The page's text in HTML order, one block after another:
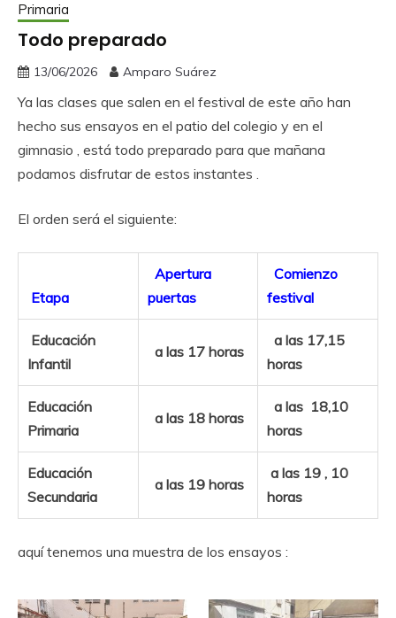
Primaria
Todo preparado
13/06/2026 Amparo Suárez
Ya las clases que salen en el festival de este año han
hecho sus ensayos en el patio del colegio y en el
gimnasio , está todo preparado para que mañana
podamos disfrutar de estos instantes .
El orden será el siguiente:
Etapa
Apertura
puertas
Comienzo
festival
Educación
Infantil
a las 17 horas
a las 17,15
horas
Educación
Primaria
a las 18 horas
a las 18,10
horas
Educación
Secundaria
a las 19 horas
a las 19 , 10
horas
aquí tenemos una muestra de los ensayos :